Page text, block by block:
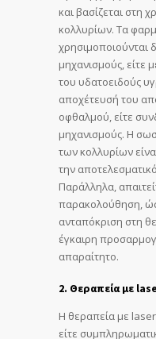
και βασίζεται στη
κολλυρίων. Τα
χρησιμοποιούνται
μηχανισμούς, είτε
του υδατοειδούς
αποχέτευσή του
οφθαλμού, είτε
μηχανισμούς. Η
των κολλυρίων
την
Παράλληλα,
παρακολούθηση,
ανταπόκριση στη
έγκαιρη
απαραίτητο.
2. Θεραπεία με
Η θεραπεία με laser
είτε